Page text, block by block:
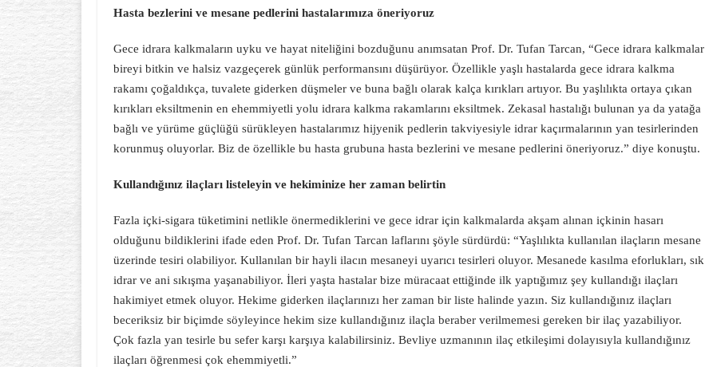
Hasta bezlerini ve mesane pedlerini hastalarımıza öneriyoruz
Gece idrara kalkmaların uyku ve hayat niteliğini bozduğunu anımsatan Prof. Dr. Tufan Tarcan, “Gece idrara kalkmalar
bireyi bitkin ve halsiz vazgeçerek günlük performansını düşürüyor. Özellikle yaşlı hastalarda gece idrara kalkma
rakamı çoğaldıkça, tuvalete giderken düşmeler ve buna bağlı olarak kalça kırıkları artıyor. Bu yaşlılıkta ortaya çıkan
kırıkları eksiltmenin en ehemmiyetli yolu idrara kalkma rakamlarını eksiltmek. Zekasal hastalığı bulunan ya da yatağa
bağlı ve yürüme güçlüğü sürükleyen hastalarımız hijyenik pedlerin takviyesiyle idrar kaçırmalarının yan tesirlerinden
korunmuş oluyorlar. Biz de özellikle bu hasta grubuna hasta bezlerini ve mesane pedlerini öneriyoruz.” diye konuştu.
Kullandığınız ilaçları listeleyin ve hekiminize her zaman belirtin
Fazla içki-sigara tüketimini netlikle önermediklerini ve gece idrar için kalkmalarda akşam alınan içkinin hasarı
olduğunu bildiklerini ifade eden Prof. Dr. Tufan Tarcan laflarını şöyle sürdürdü: “Yaşlılıkta kullanılan ilaçların mesane
üzerinde tesiri olabiliyor. Kullanılan bir hayli ilacın mesaneyi uyarıcı tesirleri oluyor. Mesanede kasılma eforlukları, sık
idrar ve ani sıkışma yaşanabiliyor. İleri yaşta hastalar bize müracaat ettiğinde ilk yaptığımız şey kullandığı ilaçları
hakimiyet etmek oluyor. Hekime giderken ilaçlarınızı her zaman bir liste halinde yazın. Siz kullandığınız ilaçları
beceriksiz bir biçimde söyleyince hekim size kullandığınız ilaçla beraber verilmemesi gereken bir ilaç yazabiliyor.
Çok fazla yan tesirle bu sefer karşı karşıya kalabilirsiniz. Bevliye uzmanının ilaç etkileşimi dolayısıyla kullandığınız
ilaçları öğrenmesi çok ehemmiyetli.”